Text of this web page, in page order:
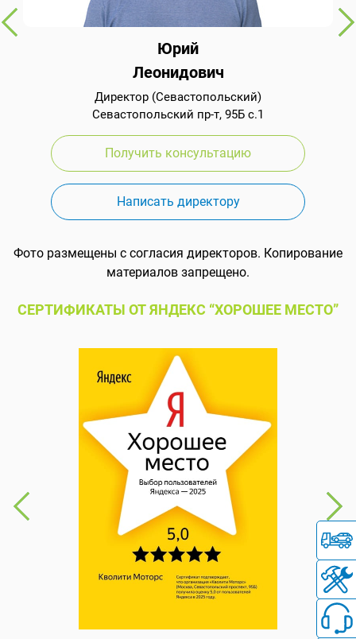
Юрий
Леонидович
Директор (Севастопольский)
Севастопольский пр-т, 95Б с.1
Получить консультацию
Написать директору
Фото размещены с согласия директоров. Копирование
материалов запрещено.
СЕРТИФИКАТЫ ОТ ЯНДЕКС “ХОРОШЕЕ МЕСТО”